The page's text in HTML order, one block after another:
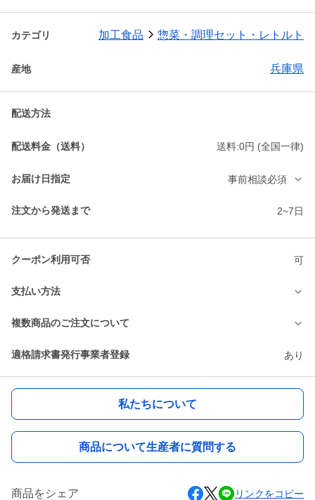
カテゴリ 加工食品 惣菜・調理セット・レトルト
産地 兵庫県
配送方法
配送料金（送料） 送料:0円 (全国一律)
お届け日指定 事前相談必須
注文から発送まで 2~7日
クーポン利用可否 可
支払い方法
複数商品のご注文について
適格請求書発行事業者登録 あり
私たちについて
商品について生産者に質問する
商品をシェア リンクをコピー